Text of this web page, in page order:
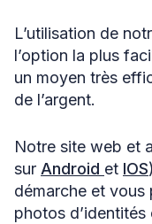
L’utilisation de
l’option la plus
un moyen très
de l’argent.
Notre site web et
sur Android et IOS
démarche et vous
photos